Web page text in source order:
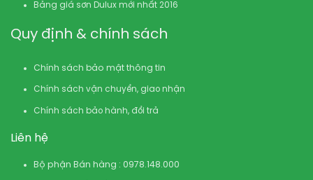
Bảng giá sơn Dulux mới nhất 2016
Quy định & chính sách
Chính sách bảo mật thông tin
Chính sách vận chuyển, giao nhận
Chính sách bảo hành, đổi trả
Liên hệ
Bộ phận Bán hàng : 0978.148.000